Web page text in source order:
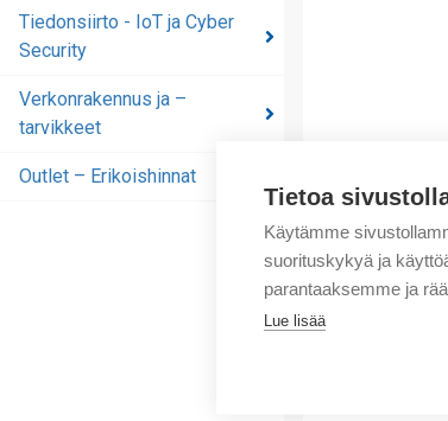
Tietoa
Käytämme
suorituskykyä ja
parantaaksemme ja
Lue lisää
Tiedonsiirto - IoT ja Cyber
Security
Verkonrakennus ja –
tarvikkeet
Outlet – Erikoishinnat
Outlet –